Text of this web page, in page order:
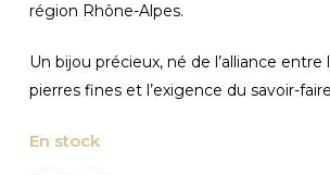
région Rhône-Alpes.
Un bijou précieux, né de l’alliance entre
pierres fines et l’exigence du savoir-
En stock